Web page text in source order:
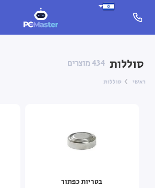
סוללות 434 מוצרים
ראשי סוללותסוללות מיוחדות (שונות)
בטריות כפתור